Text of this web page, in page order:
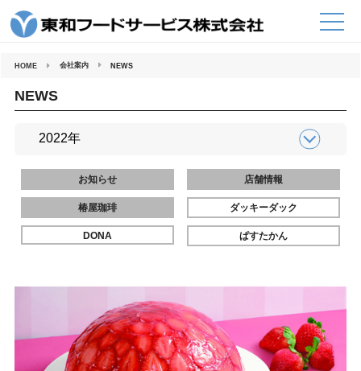
HOME 会社案内 NEWS
NEWS
お知らせ 店舗情報
椿屋珈琲 ダッキーダック
DONA ぱすたかん